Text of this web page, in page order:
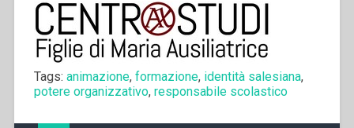
Tags: animazione, formazione, identità salesiana,
potere organizzativo, responsabile scolastico